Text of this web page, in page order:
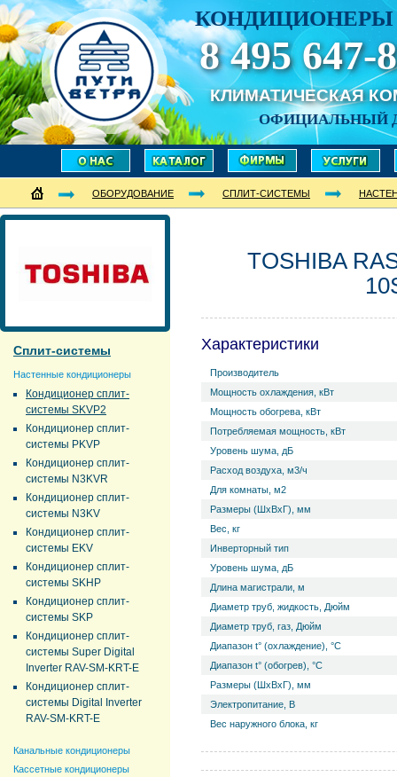
КОНДИЦИОНЕРЫ
8 495 647-
КЛИМАТИЧЕСКАЯ
ОФИЦИАЛЬНЫЙ
ОБОРУДОВАНИЕ СПЛИТ-СИСТЕМЫ
Сплит-системы
Настенные кондиционеры
Кондиционер сплит-
системы SKVP2
Кондиционер сплит-
системы PKVP
Кондиционер сплит-
системы N3KVR
Кондиционер сплит-
системы N3KV
Кондиционер сплит-
системы EKV
Кондиционер сплит-
системы SKHP
Кондиционер сплит-
системы SKP
Кондиционер сплит-
системы Super Digital
Inverter RAV-SM-KRT-E
Кондиционер сплит-
системы Digital Inverter
RAV-SM-KRT-E
Канальные кондиционеры
Кассетные кондиционеры
TOSHIBA
Характеристики
Производитель
Мощность охлаждения, кВт
Мощность обогрева, кВт
Потребляемая мощность, кВт
Уровень ш­ума, дБ
Расход воздуха, м3/ч
Для комнаты, м2
Размеры (ШхВхГ), мм
Вес, кг
Инверторный тип
Уровень ш­ума, дБ
Длина магистрали, м
Диаметр труб, жидкость, Дюйм
Диаметр труб, газ, Дюйм
Диапазон t° (охлаждение), °С
Диапазон t° (обогрев), °С
Размеры (ШхВхГ), мм
Электропитание, В
Вес наружного блока, кг